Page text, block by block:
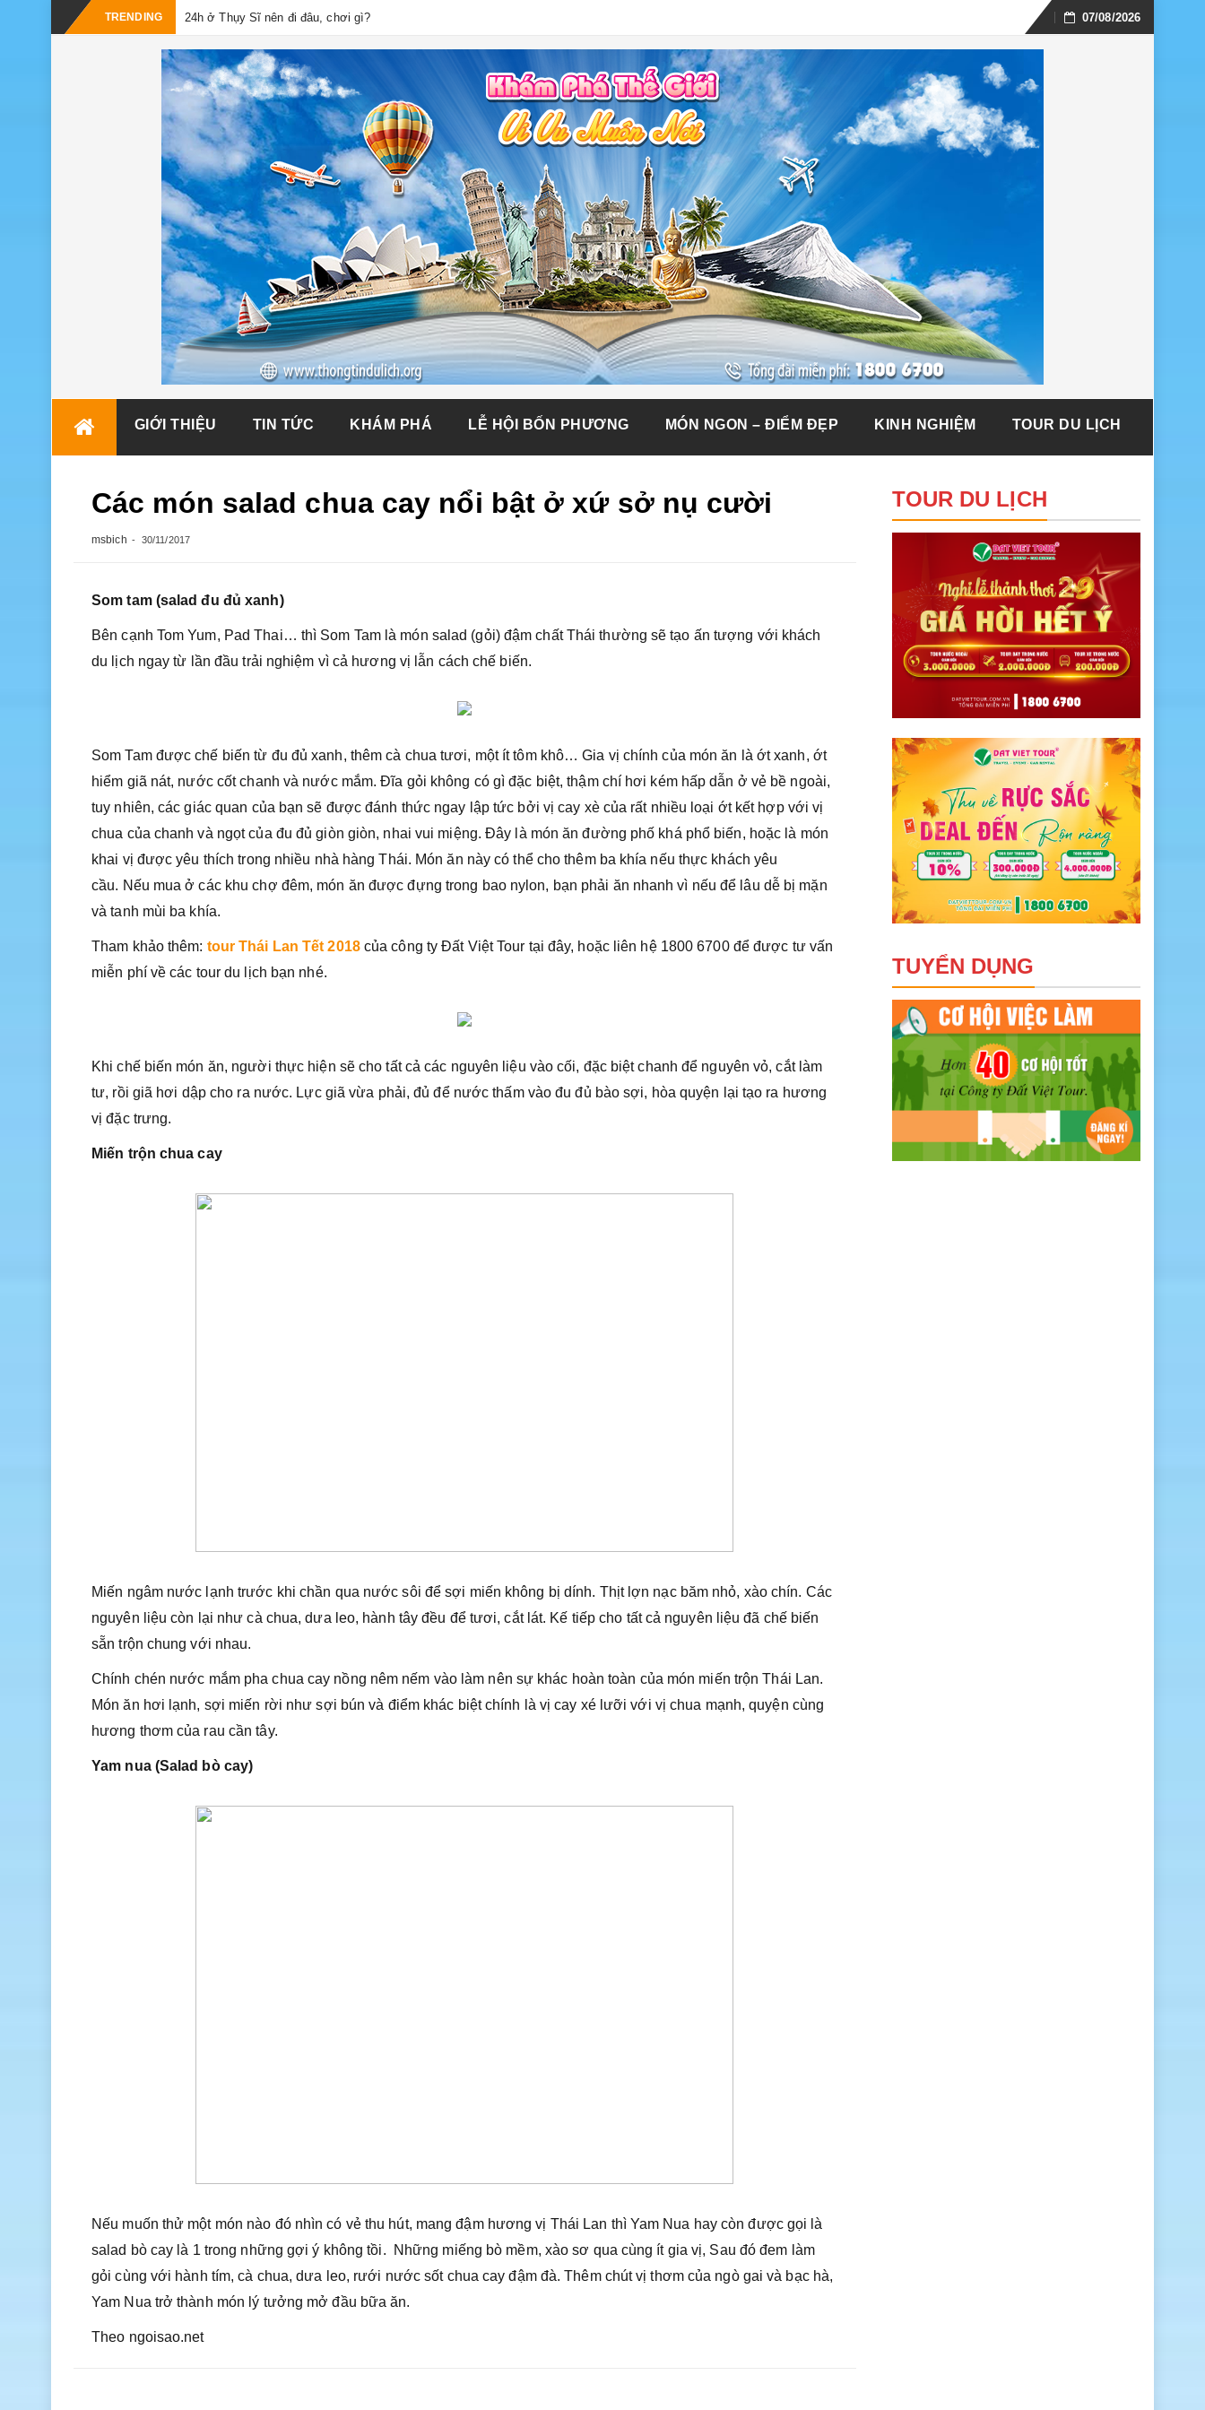
TRENDING
24h ở Thụy Sĩ nên đi đâu, chơi gì?
Skip
07/08/2026
GIỚI THIỆU TIN TỨC KHÁM PHÁ LỄ HỘI BỐN PHƯƠNG MÓN NGON – ĐIỂM ĐẸP KINH NGHIỆM TOUR DU LỊCH
Các món salad chua cay nổi bật ở xứ sở nụ cười
msbich 30/11/2017
Som tam (salad đu đủ xanh)
Bên cạnh Tom Yum, Pad Thai… thì Som Tam là món salad (gỏi) đậm chất Thái thường sẽ tạo ấn tượng với khách
du lịch ngay từ lần đầu trải nghiệm vì cả hương vị lẫn cách chế biến.
Som Tam được chế biến từ đu đủ xanh, thêm cà chua tươi, một ít tôm khô… Gia vị chính của món ăn là ớt xanh, ớt
hiểm giã nát, nước cốt chanh và nước mắm. Đĩa gỏi không có gì đặc biệt, thậm chí hơi kém hấp dẫn ở vẻ bề ngoài,
tuy nhiên, các giác quan của bạn sẽ được đánh thức ngay lập tức bởi vị cay xè của rất nhiều loại ớt kết hợp với vị
chua của chanh và ngọt của đu đủ giòn giòn, nhai vui miệng. Đây là món ăn đường phố khá phổ biến, hoặc là món
khai vị được yêu thích trong nhiều nhà hàng Thái. Món ăn này có thể cho thêm ba khía nếu thực khách yêu
cầu. Nếu mua ở các khu chợ đêm, món ăn được đựng trong bao nylon, bạn phải ăn nhanh vì nếu để lâu dễ bị mặn
và tanh mùi ba khía.
Tham khảo thêm: tour Thái Lan Tết 2018của công ty Đất Việt Tour tại đây, hoặc liên hệ 1800 6700 để được tư vấn
miễn phí về các tour du lịch bạn nhé.
Khi chế biến món ăn, người thực hiện sẽ cho tất cả các nguyên liệu vào cối, đặc biệt chanh để nguyên vỏ, cắt làm
tư, rồi giã hơi dập cho ra nước. Lực giã vừa phải, đủ để nước thấm vào đu đủ bào sợi, hòa quyện lại tạo ra hương
vị đặc trưng.
Miến trộn chua cay
Miến ngâm nước lạnh trước khi chần qua nước sôi để sợi miến không bị dính. Thịt lợn nạc băm nhỏ, xào chín. Các
nguyên liệu còn lại như cà chua, dưa leo, hành tây đều để tươi, cắt lát. Kế tiếp cho tất cả nguyên liệu đã chế biến
sẵn trộn chung với nhau.
Chính chén nước mắm pha chua cay nồng nêm nếm vào làm nên sự khác hoàn toàn của món miến trộn Thái Lan.
Món ăn hơi lạnh, sợi miến rời như sợi bún và điểm khác biệt chính là vị cay xé lưỡi với vị chua mạnh, quyện cùng
hương thơm của rau cần tây.
Yam nua (Salad bò cay)
Nếu muốn thử một món nào đó nhìn có vẻ thu hút, mang đậm hương vị Thái Lan thì Yam Nua hay còn được gọi là
salad bò cay là 1 trong những gợi ý không tồi. Những miếng bò mềm, xào sơ qua cùng ít gia vị, Sau đó đem làm
gỏi cùng với hành tím, cà chua, dưa leo, rưới nước sốt chua cay đậm đà. Thêm chút vị thơm của ngò gai và bạc hà,
Yam Nua trở thành món lý tưởng mở đầu bữa ăn.
Theo ngoisao.net
TOUR DU LỊCH
TUYỂN DỤNG